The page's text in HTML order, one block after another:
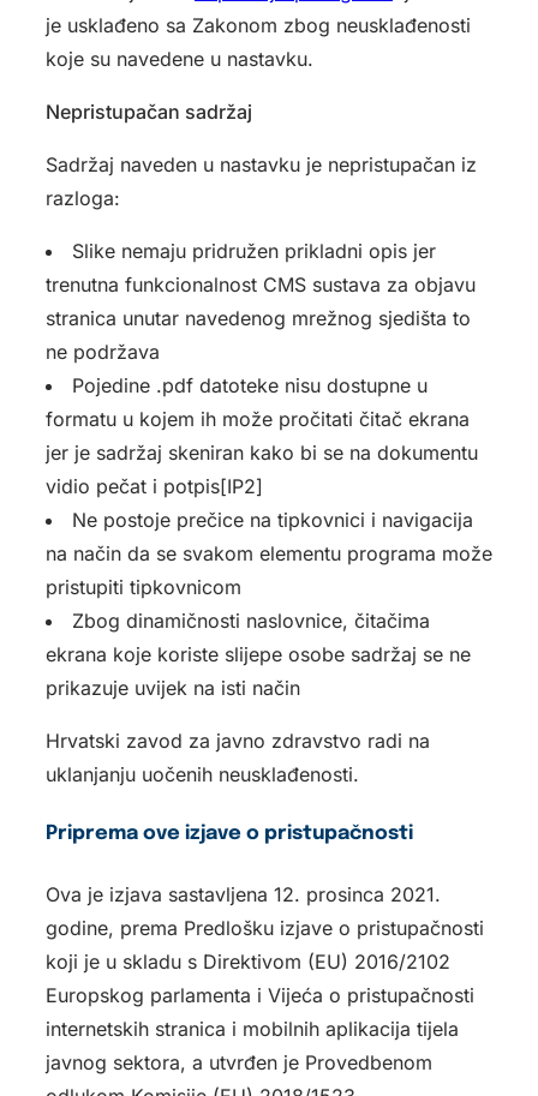
je usklađeno sa Zakonom zbog neusklađenosti
koje su navedene u nastavku.
Nepristupačan sadržaj
Sadržaj naveden u nastavku je nepristupačan iz
razloga:
Slike nemaju pridružen prikladni opis jer
trenutna funkcionalnost CMS sustava za objavu
stranica unutar navedenog mrežnog sjedišta to
ne podržava
Pojedine .pdf datoteke nisu dostupne u
formatu u kojem ih može pročitati čitač ekrana
jer je sadržaj skeniran kako bi se na dokumentu
vidio pečat i potpis[IP2]
Ne postoje prečice na tipkovnici i navigacija
na način da se svakom elementu programa može
pristupiti tipkovnicom
Zbog dinamičnosti naslovnice, čitačima
ekrana koje koriste slijepe osobe sadržaj se ne
prikazuje uvijek na isti način
Hrvatski zavod za javno zdravstvo radi na
uklanjanju uočenih neusklađenosti.
Priprema ove izjave o pristupačnosti
Ova je izjava sastavljena 12. prosinca 2021.
godine, prema Predlošku izjave o pristupačnosti
koji je u skladu s Direktivom (EU) 2016/2102
Europskog parlamenta i Vijeća o pristupačnosti
internetskih stranica i mobilnih aplikacija tijela
javnog sektora, a utvrđen je Provedbenom